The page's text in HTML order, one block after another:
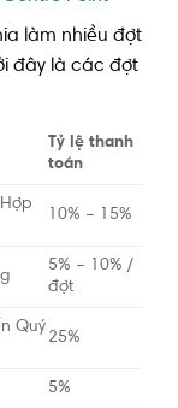
làm nhiều đợt
đây là các đợt
Tỷ lệ thanh
toán
10% – 15%
5% – 10% /
đợt
Quý
25%
5%